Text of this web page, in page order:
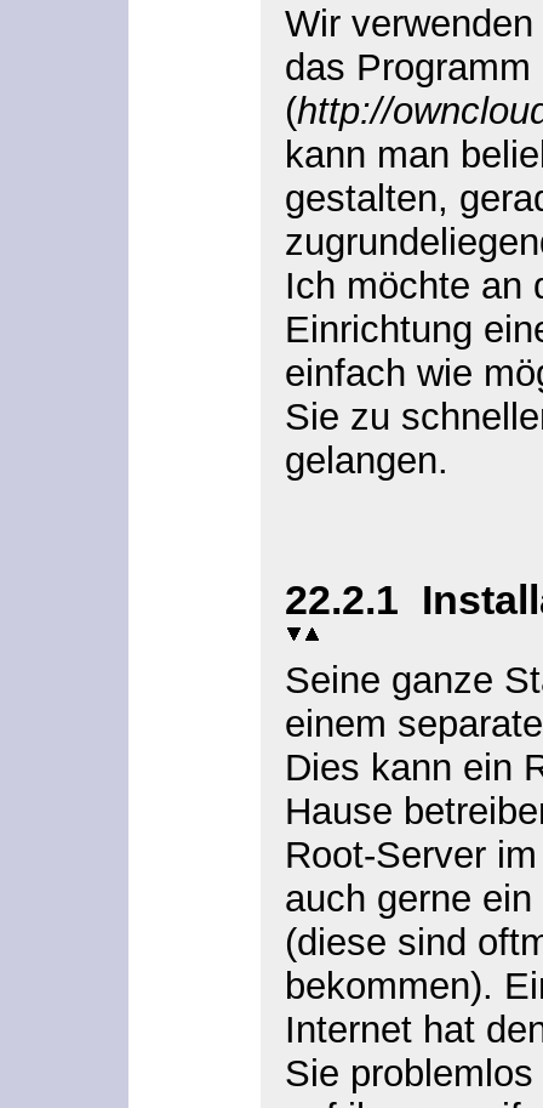
Wir
das Programm
(http://
kann man
gestalten,
Ich möchte an
Einrichtung
einfach wie
Sie zu
gelangen.
22.2.1
Seine ganze
einem
Dies kann ein
Hause
Root-Server
auch gerne
(diese sind
bekommen).
Internet hat
Sie